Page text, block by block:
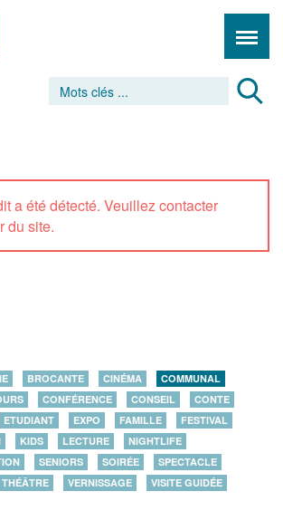
a été détecté. Veuillez contacter
du site.
BROCANTE CINÉMA
COMMUNAL
CONFÉRENCE CONSEIL
CONTE
ETUDIANT EXPO FAMILLE
FESTIVAL
KIDS LECTURE
NIGHTLIFE
SENIORS SOIRÉE
SPECTACLE
THÉÂTRE VERNISSAGE VISITE GUIDÉE